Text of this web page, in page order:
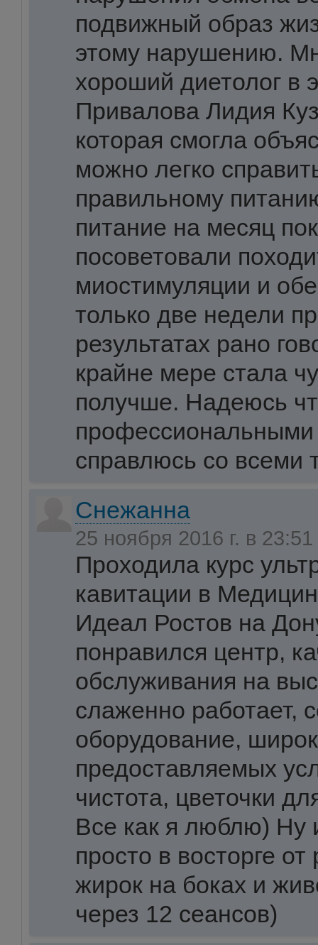
подвижный образ
этому нарушению.
хороший диетолог в
Привалова Лидия
которая смогла
можно легко
правильному
питание на месяц
посоветовали
миостимуляции и
только две недели
результатах рано
крайне мере стала
получше. Надеюсь
справлюсь со всеми
Снежанна
25 ноября 2016 г. в 23:51
Проходила курс
кавитации в
Идеал Ростов на
понравился центр,
обслуживания на
слаженно работает,
оборудование,
предоставляемых
чистота, цветочки
Все как я люблю) Ну
просто в восторге
жирок на боках и
через 12 сеансов)